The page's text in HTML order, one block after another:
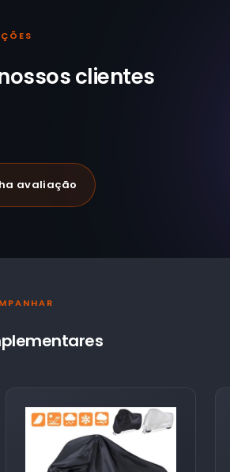
clientes
avaliação